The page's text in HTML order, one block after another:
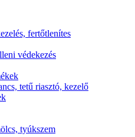
fertőtlenítes
védekezés
tetű riasztó, kezelő
tyúkszem